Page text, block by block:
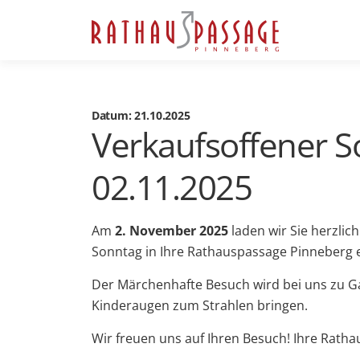
Datum: 21.10.2025
Verkaufsoffener
02.11.2025
Am 2. November 2025 laden wir Sie
Sonntag in Ihre Rathauspassage Pinneberg
Der Märchenhafte Besuch wird bei uns zu
Kinderaugen zum Strahlen bringen.
Wir freuen uns auf Ihren Besuch! Ihre